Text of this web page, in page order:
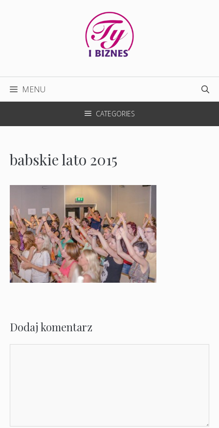
MENU
CATEGORIES
babskie lato 2015
Dodaj komentarz